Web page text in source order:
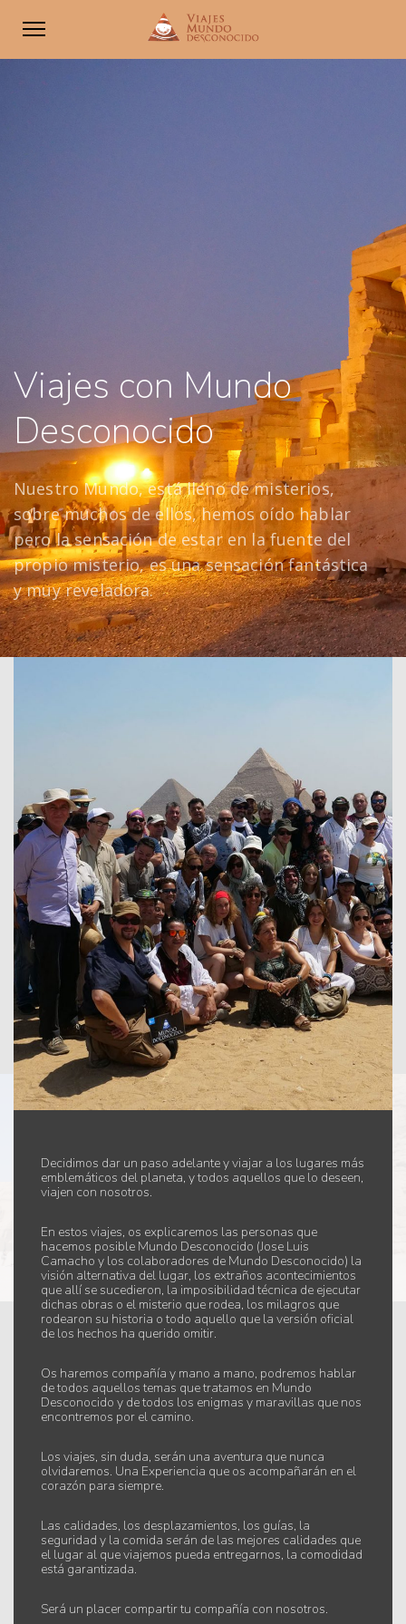
Viajes con Mundo
Desconocido
Nuestro Mundo, está lleno de misterios,
sobre muchos de ellos, hemos oído hablar
pero la sensación de estar en la fuente del
propio misterio, es una sensación fantástica
y muy reveladora.
Decidimos dar un paso adelante y viajar a los lugares más
emblemáticos del planeta, y todos aquellos que lo deseen,
viajen con nosotros.
En estos viajes, os explicaremos las personas que
hacemos posible Mundo Desconocido (Jose Luis
Camacho y los colaboradores de Mundo Desconocido) la
visión alternativa del lugar, los extraños acontecimientos
que allí se sucedieron, la imposibilidad técnica de ejecutar
dichas obras o el misterio que rodea, los milagros que
rodearon su historia o todo aquello que la versión oficial
de los hechos ha querido omitir.
Os haremos compañía y mano a mano, podremos hablar
de todos aquellos temas que tratamos en Mundo
Desconocido y de todos los enigmas y maravillas que nos
encontremos por el camino.
Los viajes, sin duda, serán una aventura que nunca
olvidaremos. Una Experiencia que os acompañarán en el
corazón para siempre.
Las calidades, los desplazamientos, los guías, la
seguridad y la comida serán de las mejores calidades que
el lugar al que viajemos pueda entregarnos, la comodidad
está garantizada.
Será un placer compartir tu compañía con nosotros.